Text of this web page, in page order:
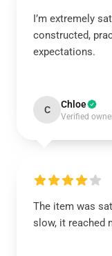
I’m extremely
constructed,
expectations.
C Chloe
Verified
The item was
slow, it reached